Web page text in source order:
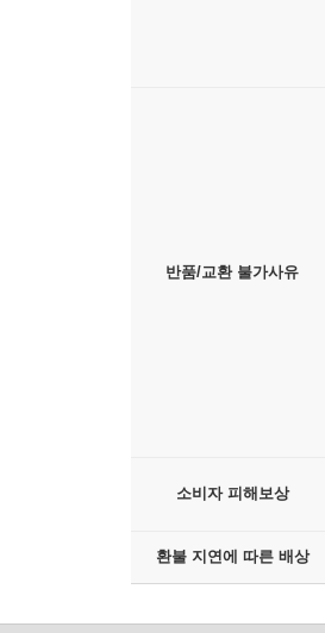
반품/교환 불가사유
소비자 피해보상
환불 지연에 따른 배상